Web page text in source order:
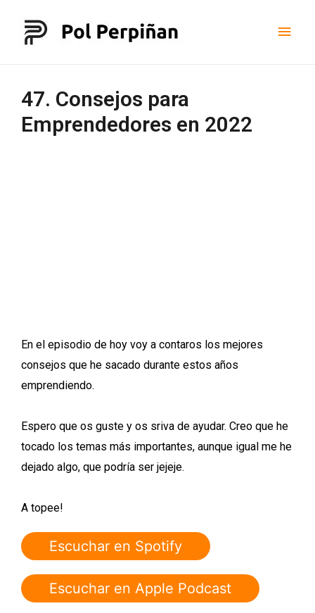
47. Consejos para
Emprendedores en 2022
En el episodio de hoy voy a contaros los mejores
consejos que he sacado durante estos años
emprendiendo.
Espero que os guste y os sriva de ayudar. Creo que he
tocado los temas más importantes, aunque igual me he
dejado algo, que podría ser jejeje.
A topee!
Escuchar en Spotify
Escuchar en Apple Podcast